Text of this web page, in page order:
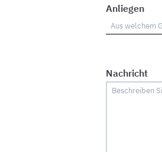
Anliegen
Nachricht